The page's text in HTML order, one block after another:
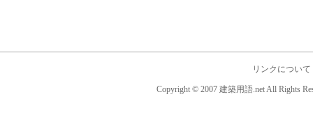
リンクについて
Copyright © 2007 建築用語.net All Rights